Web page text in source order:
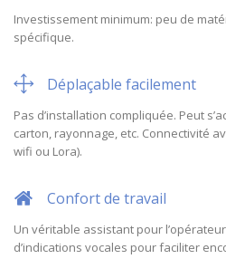
Investissement minimum: peu de
spécifique.
Déplaçable facilement
Pas d’installation compliquée. Peut
carton, rayonnage, etc. Connectivité
wifi ou Lora).
Confort de travail
Un véritable assistant pour
d’indications vocales pour faciliter